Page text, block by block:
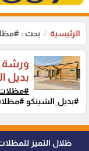
الرئيسية بحث :
بديل
#بديل_الشينكو